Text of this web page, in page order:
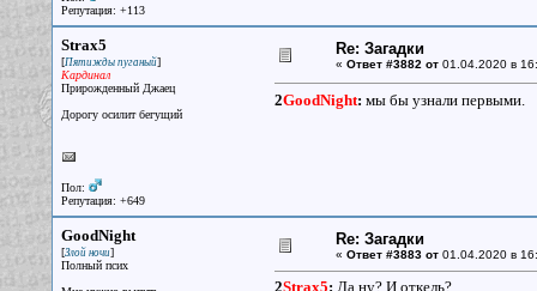
Репутация: +113
Strax5
[Пятижды пуганый]
Кардинал
Прирожденный Джаец
Дорогу осилит бегущий
Пол:
Репутация: +649
Re: Загадки
« Ответ #3882 от01.04.2020 в
2GoodNight: мы бы узнали первыми.
GoodNight
[Злой ночи]
Полный псих
Re: Загадки
« Ответ #3883 от01.04.2020 в
2Strax5: Да ну? И откель?